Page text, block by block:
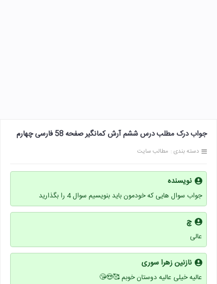
جواب درک مطلب درس ششم آرش کمانگیر صفحه 58 فارسی چهارم
دسته بندی : مطالب سایت
نویسنده
جواب سوال هایی که خودمون باید بنویسیم سوال 4 را بگذارید
چ
عالی
نازنین زهرا سوری
عالیه خیلی عالیه دوستان خوبم 🥰😍😘